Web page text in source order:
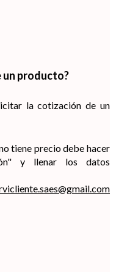
un producto?
la cotización de un
tiene precio debe hacer
y llenar los datos